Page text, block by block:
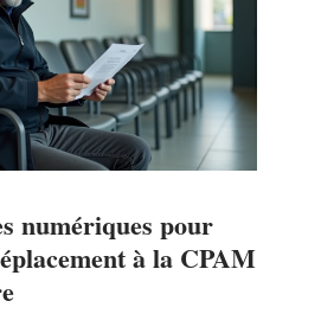
numériques pour
à la CPAM